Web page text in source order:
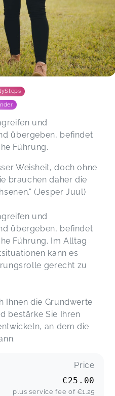
und
übergeben, befindet
Führung.
Weisheit, doch ohne
brauchen daher die
(Jesper Juul)
und
übergeben, befindet
Führung. Im Alltag
kann es
gerecht zu
Ihnen die Grundwerte
bestärke Sie Ihren
an dem die
Price
€25.00
plus service fee of €1.25